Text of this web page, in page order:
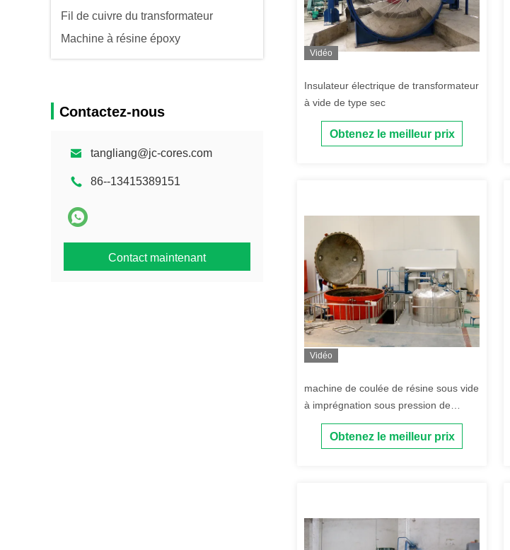
Fil de cuivre du transformateur
Machine à résine époxy
Contactez-nous
tangliang@jc-cores.com
86--13415389151
Contact maintenant
Vidéo
Insulateur électrique de transformateur
à vide de type sec
Obtenez le meilleur prix
Vidéo
machine de coulée de résine sous vide
à imprégnation sous pression de
transformateur spécial
Obtenez le meilleur prix